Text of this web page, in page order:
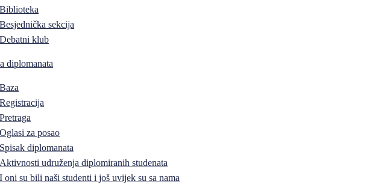
Biblioteka
Besjednička sekcija
Debatni klub
diplomanata
Baza
Registracija
Pretraga
Oglasi za posao
Spisak diplomanata
Aktivnosti udruženja diplomiranih studenata
I oni su bili naši studenti i još uvijek su sa nama